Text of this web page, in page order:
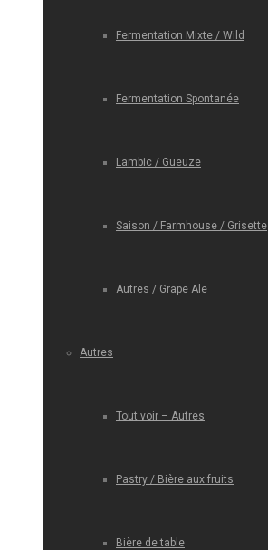
Fermentation Mixte / Wild
Fermentation Spontanée
Lambic / Gueuze
Saison / Farmhouse / Grisette
Autres / Grape Ale
Autres
Tout voir – Autres
Pastry / Bière aux fruits
Bière de table